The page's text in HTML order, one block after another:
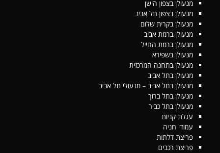
מנעולן בצפון הישן
מנעולן בצפון תל אביב
מנעולן בקרית שלום
מנעולן ברמת אביב
מנעולן ברמת החייל
מנעולן בשפירא
מנעולן בתחנה המרכזית
מנעולן בתל אביב
מנעולן בתל אביב – מנעולי תל אביב
מנעולן בתל ברוך
מנעולן בתל כביר
עגלת קניות
עמודי חניה
פריצת דלתות
פריצת רכבים